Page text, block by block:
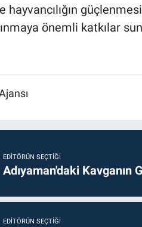
hayvancılığın
önemli katkılar
EDITÖRÜN SEÇTIĞI
Adıyaman'daki Kavganın
EDITÖRÜN SEÇTIĞI